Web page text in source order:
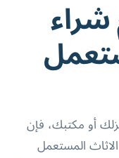
شراء
أو مكتبك، فإن
المستعمل